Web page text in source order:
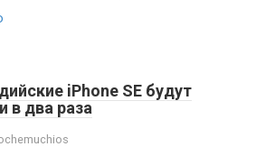
iPhone SE будут
в два раза